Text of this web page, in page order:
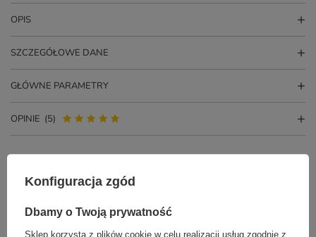
OPIS
SZCZEGÓŁOWE DANE
GŁÓWNE PARAMETRY
OPINIE (5)
Konfiguracja zgód
Dbamy o Twoją prywatność
Sklep korzysta z plików cookie w celu realizacji usług zgodnie z